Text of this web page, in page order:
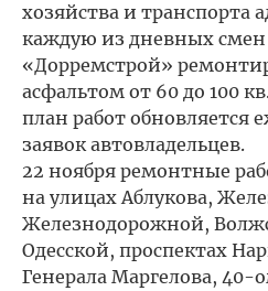
хозяйства и транспорта
каждую из дневных
«Дорремстрой»
асфальтом от 60 до 100
план работ обновляется
заявок автовладельцев.
22 ноября ремонтные
на улицах Аблукова,
Железнодорожной,
Одесской, проспектах
Генерала Маргелова, 40-